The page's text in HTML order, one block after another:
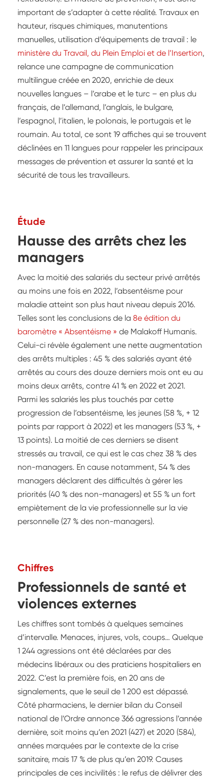
important de s’adapter à cette réalité. Travaux en
hauteur, risques chimiques, manutentions
manuelles, utilisation d’équipements de travail : le
ministère du Travail, du Plein Emploi et de l’Insertion,
relance une campagne de communication
multilingue créée en 2020, enrichie de deux
nouvelles langues – l’arabe et le turc – en plus du
français, de l’allemand, l’anglais, le bulgare,
l’espagnol, l’italien, le polonais, le portugais et le
roumain. Au total, ce sont 19 affiches qui se trouvent
déclinées en 11 langues pour rappeler les principaux
messages de prévention et assurer la santé et la
sécurité de tous les travailleurs.
Étude
Hausse des arrêts chez les
managers
Avec la moitié des salariés du secteur privé arrêtés
au moins une fois en 2022, l’absentéisme pour
maladie atteint son plus haut niveau depuis 2016.
Telles sont les conclusions de la 8e édition du
baromètre « Absentéisme » de Malakoff Humanis.
Celui-ci révèle également une nette augmentation
des arrêts multiples : 45 % des salariés ayant été
arrêtés au cours des douze derniers mois ont eu au
moins deux arrêts, contre 41 % en 2022 et 2021.
Parmi les salariés les plus touchés par cette
progression de l’absentéisme, les jeunes (58 %, + 12
points par rapport à 2022) et les managers (53 %, +
13 points). La moitié de ces derniers se disent
stressés au travail, ce qui est le cas chez 38 % des
non-managers. En cause notamment, 54 % des
managers déclarent des difficultés à gérer les
priorités (40 % des non-managers) et 55 % un fort
empiètement de la vie professionnelle sur la vie
personnelle (27 % des non-managers).
Chiffres
Professionnels de santé et
violences externes
Les chiffres sont tombés à quelques semaines
d’intervalle. Menaces, injures, vols, coups… Quelque
1 244 agressions ont été déclarées par des
médecins libéraux ou des praticiens hospitaliers en
2022. C’est la première fois, en 20 ans de
signalements, que le seuil de 1 200 est dépassé.
Côté pharmaciens, le dernier bilan du Conseil
national de l’Ordre annonce 366 agressions l’année
dernière, soit moins qu’en 2021 (427) et 2020 (584),
années marquées par le contexte de la crise
sanitaire, mais 17 % de plus qu’en 2019. Causes
principales de ces incivilités : le refus de délivrer des